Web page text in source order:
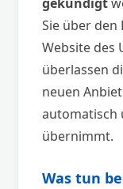
Sie über
Website des
überlassen
neuen
automatisch
übernimmt.
Was tun